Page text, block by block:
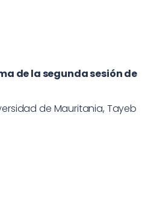
de la segunda sesión de
de Mauritania, Tayeb